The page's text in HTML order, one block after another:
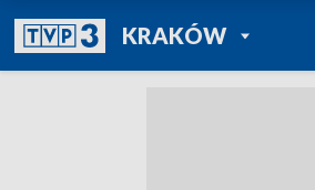
KRAKÓWPOWRÓT DO
TVP REGIONY